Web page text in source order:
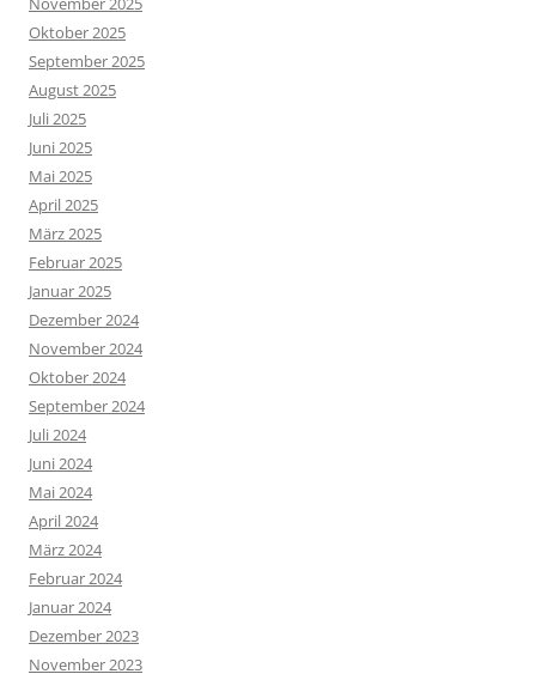
Oktober 2025
September 2025
August 2025
Juli 2025
Juni 2025
Mai 2025
April 2025
März 2025
Februar 2025
Januar 2025
Dezember 2024
November 2024
Oktober 2024
September 2024
Juli 2024
Juni 2024
Mai 2024
April 2024
März 2024
Februar 2024
Januar 2024
Dezember 2023
November 2023